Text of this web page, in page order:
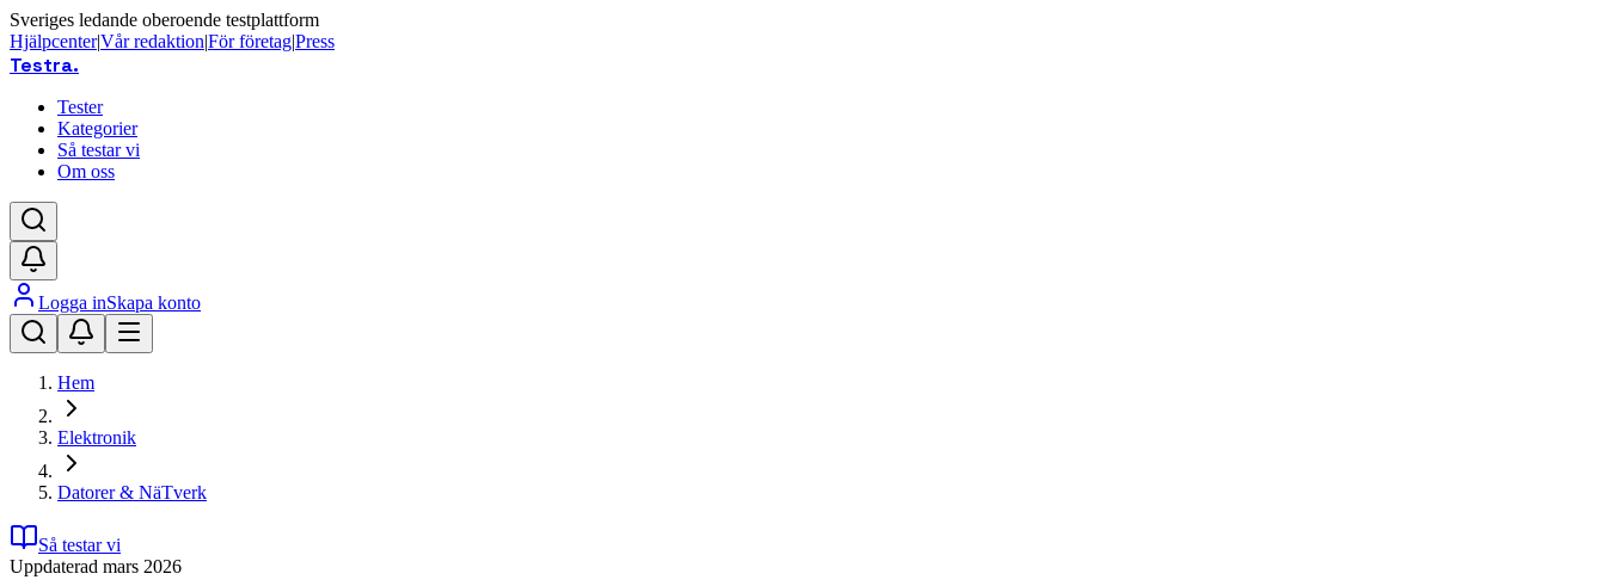
Sveriges ledande oberoende testplattform
Hjälpcenter|Vår redaktion|För företag|Press
Testra.
Tester
Kategorier
Så testar vi
Om oss
Logga inSkapa konto
Hem
Elektronik
Datorer & NäTverk
Så testar vi
Uppdaterad mars 2026